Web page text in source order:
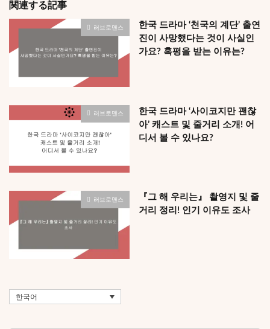
関連する記事
러브로맨스
한국 드라마 ‘천국의 계단’ 출연
진이 사망했다는 것이 사실인
가요? 혹평을 받는 이유는?
러브로맨스
한국 드라마 ‘사이코지만 괜찮
아’ 캐스트 및 줄거리 소개! 어
디서 볼 수 있나요?
러브로맨스
『그 해 우리는』 촬영지 및 줄
거리 정리! 인기 이유도 조사
한국어